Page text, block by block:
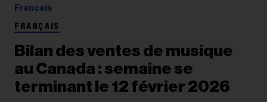
Français
FRANÇAIS
Bilan des ventes de musique
au Canada : semaine se
terminant le 12 février 2026